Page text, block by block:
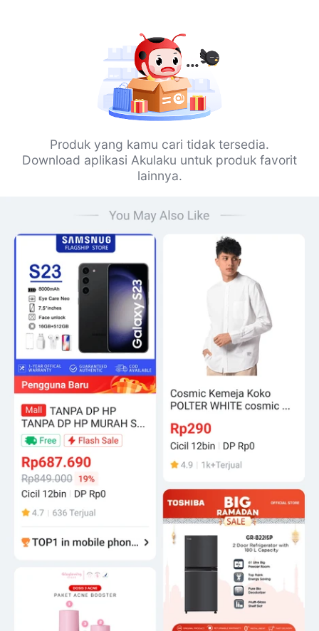
Produk yang kamu cari tidak tersedia.
Download aplikasi Akulaku untuk produk favorit
lainnya.